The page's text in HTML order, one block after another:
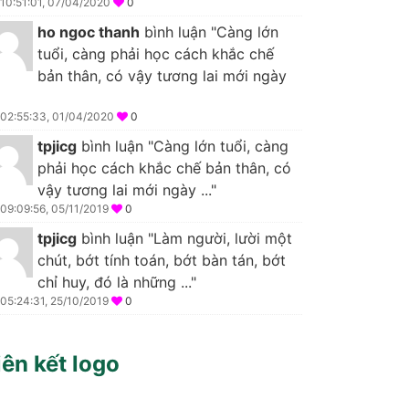
ho ngoc thanh bình luận "Càng lớn
tuổi, càng phải học cách khắc chế
bản thân, có vậy tương lai mới ngày
02:55:33, 01/04/2020 0
tpjicg bình luận "Càng lớn tuổi, càng
phải học cách khắc chế bản thân, có
vậy tương lai mới ngày ..."
09:09:56, 05/11/2019 0
tpjicg bình luận "Làm người, lười một
chút, bớt tính toán, bớt bàn tán, bớt
chỉ huy, đó là những ..."
05:24:31, 25/10/2019 0
kết logo